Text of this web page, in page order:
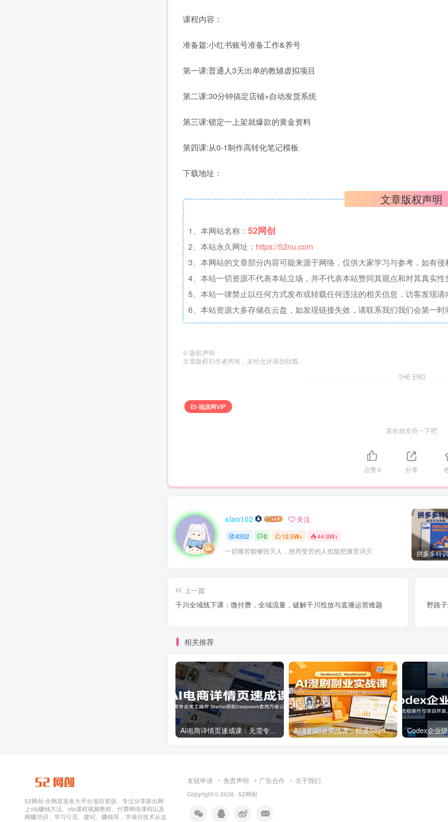
课程内容：
准备篇:小红书账号准备工作&养号
第一课:普通人3天出单的教辅虚拟项目
第二课:30分钟搞定店铺+自动发货系统
第三课:锁定一上架就爆款的黄金资料
第四课:从0-1制作高转化笔记模板
下载地址：
文章版权声明
1、本网站名称： 52网创
2、本站永久网址： https://52nu.com
3、本网站的文章部分内容可能来源于网络，仅供大家学习与参考，如有侵
4、本站一切资源不代表本站立场，并不代表本站赞同其观点和对其真实性
5、本站一律禁止以任何方式发布或转载任何违法的相关信息，访客发现请
6、本站资源大多存储在云盘，如发现链接失效，请联系我们我们会第一时
© 版权声明
文章版权归作者所有，未经允许请勿转载。
THE END
福源网VIP
喜欢就支持一下吧
点赞9 分享
xiao102 关注
8352 0 12.5W+ 44.9W+
一切痛苦能够毁灭人，然而受苦的人也能把痛苦消灭
上一篇
千川全域线下课：微付费，全域流量，破解千川投放与直播运营难题
野路
相关推荐
AI电商详情页速成课：无需专业美工操作，Startai搭配Deepseek套用万能公式 AI漫剧副业实战课：精通Seedance2.0与NanoBanana2零基础复刻爆款实现涨粉变现
52网创-全网首发各大平台项目资源、专注分享新出网
上vip赚钱方法、vip课程视频教程、付费网络课程以及
网赚培训，学习引流、建站、赚钱等，学项目技术从这
友链申请 免责声明 广告合作 关于我们
Copyright © 2026 · 52网创